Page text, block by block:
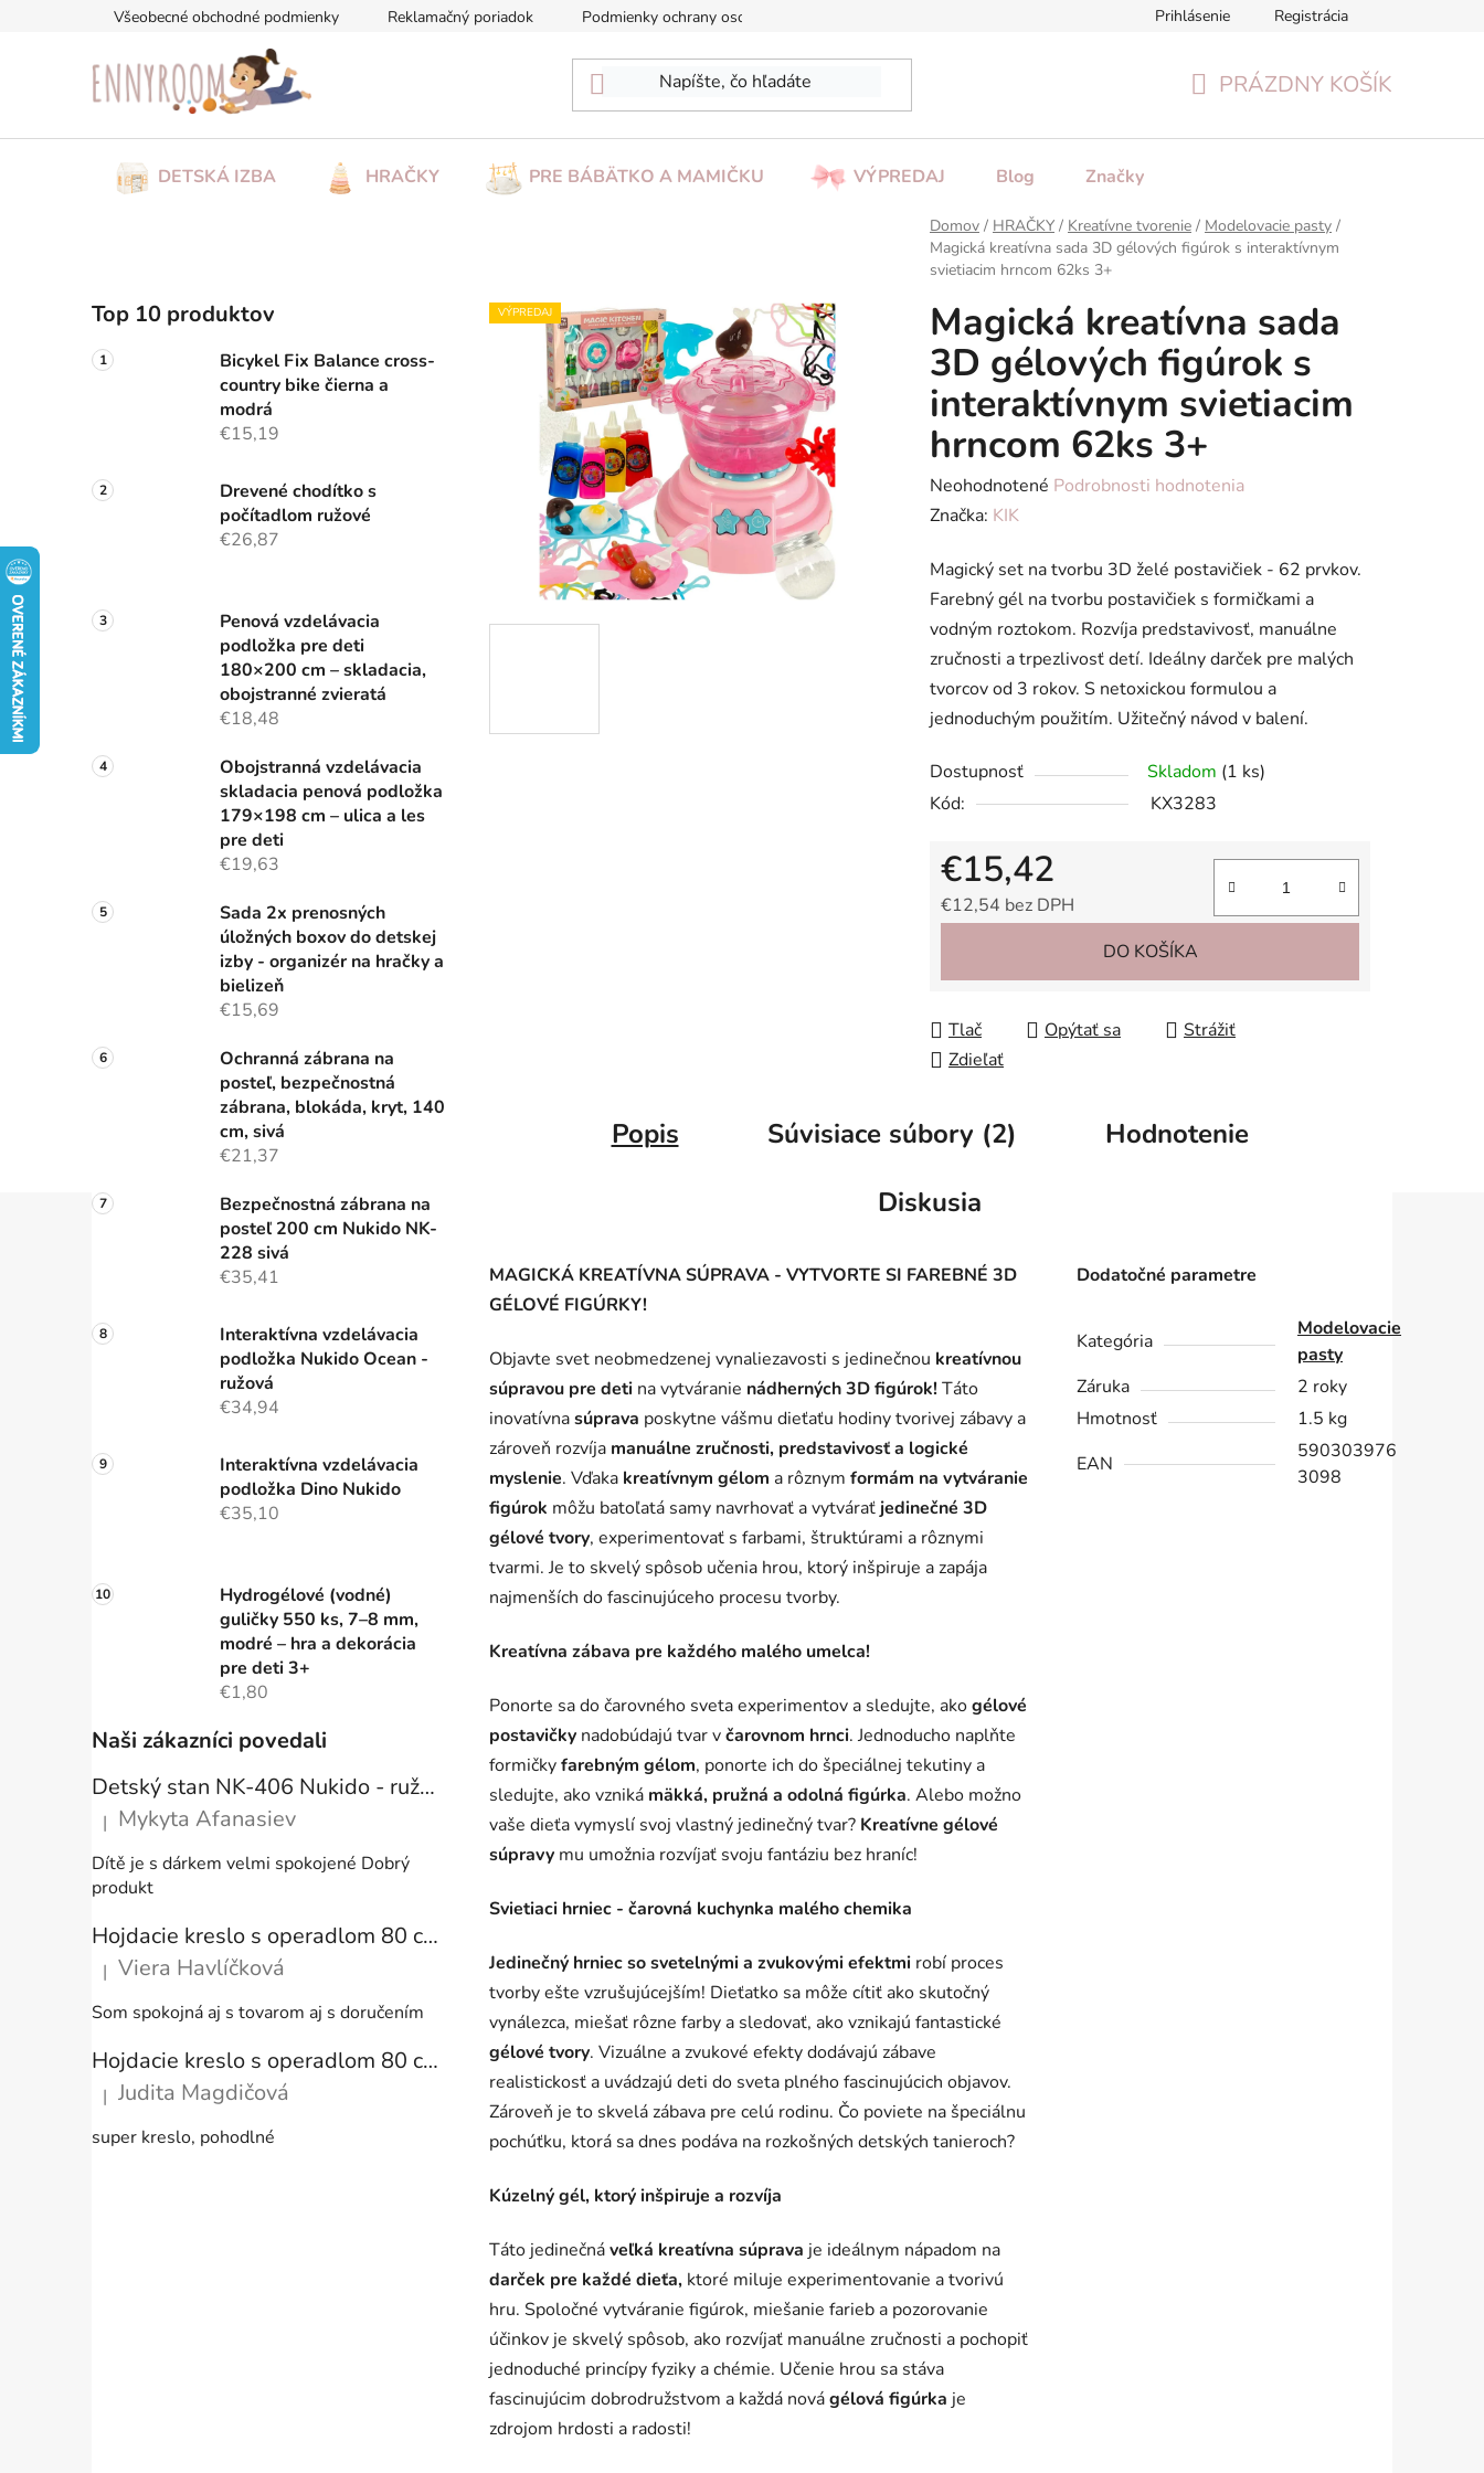
Všeobecné obchodné podmienky Reklamačný poriadok Podmienky ochrany osobných údajov Formulár na odstúpenie od zmluvy
Prihlásenie Registrácia
PRÁZDNY KOŠÍK
DETSKÁ IZBA HRAČKY PRE BÁBÄTKO A MAMIČKU VÝPREDAJ Blog Značky
Domov / HRAČKY / Kreatívne tvorenie / Modelovacie pasty /
Magická kreatívna sada 3D gélových figúrok s interaktívnym
svietiacim hrncom 62ks 3+
o
č
n
n
Top 10 produktov
Bicykel Fix Balance cross-
country bike čierna a
modrá
€15,19
Drevené chodítko s
počítadlom ružové
€26,87
Penová vzdelávacia
podložka pre deti
180×200 cm – skladacia,
obojstranné zvieratá
€18,48
Obojstranná vzdelávacia
skladacia penová podložka
179×198 cm – ulica a les
pre deti
€19,63
Sada 2x prenosných
úložných boxov do detskej
izby - organizér na hračky a
bielizeň
€15,69
Ochranná zábrana na
posteľ, bezpečnostná
zábrana, blokáda, kryt, 140
cm, sivá
€21,37
Bezpečnostná zábrana na
posteľ 200 cm Nukido NK-
228 sivá
€35,41
Interaktívna vzdelávacia
podložka Nukido Ocean -
ružová
€34,94
Interaktívna vzdelávacia
podložka Dino Nukido
€35,10
Hydrogélové (vodné)
guličky 550 ks, 7–8 mm,
modré – hra a dekorácia
pre deti 3+
€1,80
Naši zákazníci povedali
Detský stan NK-406 Nukido - ružový
Hodnotenie produktu je 5 z 5 hviezdičiek.
| Mykyta Afanasiev
Dítě je s dárkem velmi spokojené Dobrý
produkt
Hojdacie kreslo s operadlom 80 cm + vankúše
Hodnotenie produktu je 5 z 5 hviezdičiek.
| Viera Havlíčková
Som spokojná aj s tovarom aj s doručením
Hojdacie kreslo s operadlom 80 cm + vankúše
Hodnotenie produktu je 5 z 5 hviezdičiek.
| Judita Magdičová
super kreslo, pohodlné
Magická kreatívna sada
3D gélových figúrok s
interaktívnym svietiacim
hrncom 62ks 3+
Priemerné
hodnotenie
je
0,0
z
5
hviezdičiek.
Neohodnotené Podrobnosti hodnotenia
Značka: KIK
Magický set na tvorbu 3D želé postavičiek - 62 prvkov.
Farebný gél na tvorbu postavičiek s formičkami a
vodným roztokom. Rozvíja predstavivosť, manuálne
zručnosti a trpezlivosť detí. Ideálny darček pre malých
tvorcov od 3 rokov. S netoxickou formulou a
jednoduchým použitím. Užitečný návod v balení.
Dostupnosť Skladom (1 ks)
Kód:
KX3283
€15,42
€12,54 bez DPH
DO KOŠÍKA
Tlač Opýtať sa
Strážiť
Zdieľať
VÝPREDAJ
Popis Súvisiace súbory (2)
Hodnotenie
Diskusia
MAGICKÁ KREATÍVNA SÚPRAVA - VYTVORTE SI FAREBNÉ 3D
GÉLOVÉ FIGÚRKY!
Objavte svet neobmedzenej vynaliezavosti s jedinečnou kreatívnou
súpravou pre deti na vytváranie nádherných 3D figúrok! Táto
inovatívnasúprava poskytne vášmu dieťaťu hodiny tvorivej zábavy a
zároveň rozvíja manuálne zručnosti, predstavivosť a logické
myslenie. Vďaka kreatívnym gélom a rôznym formám na vytváranie
figúrok môžu batoľatá samy navrhovať a vytvárať jedinečné 3D
gélové tvory, experimentovať s farbami, štruktúrami a rôznymi
tvarmi. Je to skvelý spôsob učenia hrou, ktorý inšpiruje a zapája
najmenších do fascinujúceho procesu tvorby.
Kreatívna zábava pre každého malého umelca!
Ponorte sa do čarovného sveta experimentov a sledujte, akogélové
postavičky nadobúdajú tvar včarovnom hrnci. Jednoducho naplňte
formičkyfarebným gélom, ponorte ich do špeciálnej tekutiny a
sledujte, ako vzniká mäkká, pružná a odolná figúrka. Alebo možno
vaše dieťa vymyslí svoj vlastný jedinečný tvar? Kreatívne gélové
súpravy mu umožnia rozvíjať svoju fantáziu bez hraníc!
Svietiaci hrniec - čarovná kuchynka malého chemika
Jedinečný hrniec so svetelnými a zvukovými efektmi robí proces
tvorby ešte vzrušujúcejším! Dieťatko sa môže cítiť ako skutočný
vynálezca, miešať rôzne farby a sledovať, ako vznikajú fantastické
gélové tvory. Vizuálne a zvukové efekty dodávajú zábave
realistickosť a uvádzajú deti do sveta plného fascinujúcich objavov.
Zároveň je to skvelá zábava pre celú rodinu. Čo poviete na špeciálnu
pochúťku, ktorá sa dnes podáva na rozkošných detských tanieroch?
Kúzelný gél, ktorý inšpiruje a rozvíja
Táto jedinečnáveľká kreatívna súprava je ideálnym nápadom na
darček pre každé dieťa, ktoré miluje experimentovanie a tvorivú
hru. Spoločné vytváranie figúrok, miešanie farieb a pozorovanie
účinkov je skvelý spôsob, ako rozvíjať manuálne zručnosti a pochopiť
jednoduché princípy fyziky a chémie. Učenie hrou sa stáva
fascinujúcim dobrodružstvom a každá novágélová figúrka je
zdrojom hrdosti a radosti!
Dodatočné parametre
Kategória
Modelovacie
pasty
Záruka
2 roky
Hmotnosť
1.5 kg
EAN
590303976
3098